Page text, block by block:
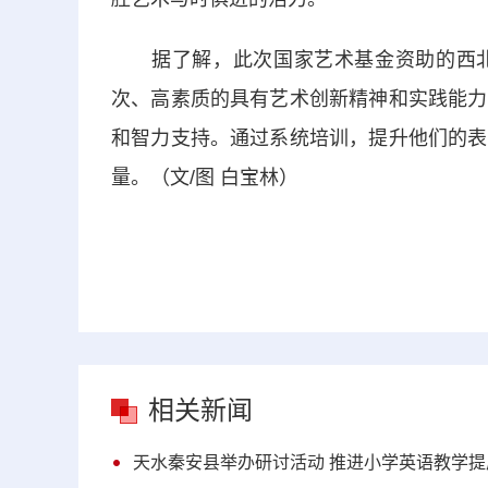
据了解，此次国家艺术基金资助的西
次、高素质的具有艺术创新精神和实践能
和智力支持。通过系统培训，提升他们的
量。（文/图 白宝林）
相关新闻
天水秦安县举办研讨活动 推进小学英语教学